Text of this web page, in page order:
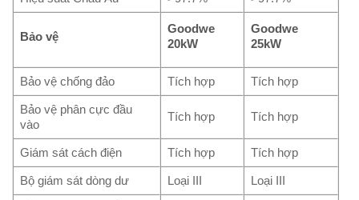
Bảo vệ
Goodwe
20kW
Goodwe
25kW
Bảo vệ chống đảo Tích hợp Tích hợp
Bảo vệ phân cực đầu
vào
Tích hợp Tích hợp
Giám sát cách điện Tích hợp Tích hợp
Bộ giám sát dòng dư Loại III Loại III